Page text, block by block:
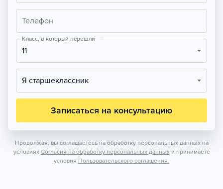
Телефон
Класс, в который перешли
11
Я старшеклассник
Записаться на консультацию
Продолжая, вы соглашаетесь на обработку персональных данных на
условиях Согласия на обработку персональных данных и принимаете
условия Пользовательского соглашения.